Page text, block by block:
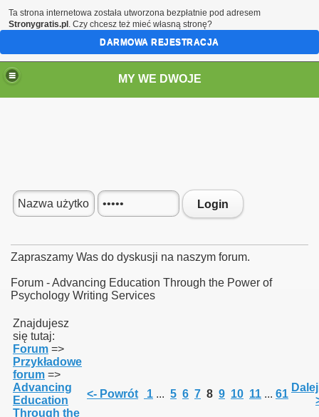
MY WE DWOJE
Login
Zapraszamy Was do dyskusji na naszym forum.
Forum - Advancing Education Through the Power of
Psychology Writing Services
Znajdujesz
się tutaj:
Forum =>
Przykładowe
forum =>
Advancing
Education
Through the
<- Powrót 1 ... 5 6 7 8 9 10 11 ... 61
Ta strona internetowa została utworzona bezpłatnie pod adresem
Stronygratis.pl . Czy chcesz też mieć własną stronę?
DARMOWA REJESTRACJA